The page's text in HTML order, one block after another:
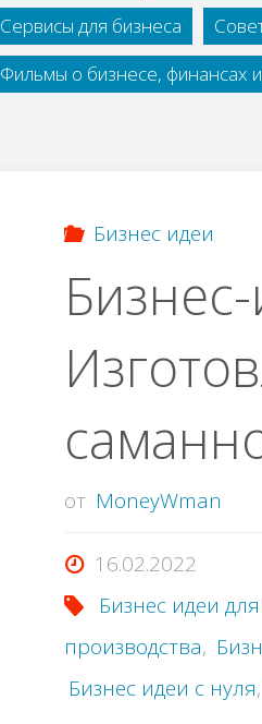
Сервисы для бизнеса
Фильмы о бизнесе, финансах
Бизнес идеи
от MoneyWman
16.02.2022
Бизнес идеи
производства,
Бизнес идеи с нуля,